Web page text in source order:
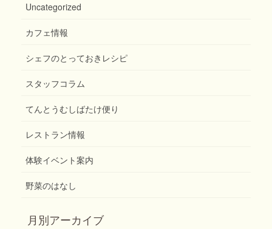
Uncategorized
カフェ情報
シェフのとっておきレシピ
スタッフコラム
てんとうむしばたけ便り
レストラン情報
体験イベント案内
野菜のはなし
月別アーカイブ